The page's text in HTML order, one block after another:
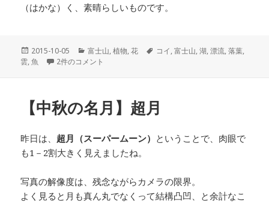
（はかな）く、素晴らしいものです。
投
稿
2015-10-05
カ
テ
富士山,植物,花
タ
コイ,富士山,湖,漂流,落葉,
雲,魚 【濡れ落葉の面白さ】 への
2件のコメント
【中秋の名月】超月
昨日は、 超月（スーパームーン） ということで、肉眼で
も1－2割大きく見えましたね。
写真の解像度は、残念ながらカメラの限界。
よく見ると月も真ん丸でなくって結構凸凹、と余計なこ